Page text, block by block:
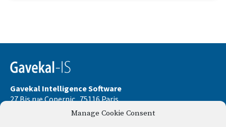
Manage Cookie Consent
Gavekal Intelligence Software
27 Bis rue Copernic . 75116 Paris
+33 9 67 32 58 33